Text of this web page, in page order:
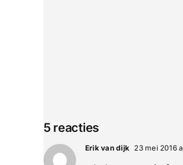
5 reacties
Erik van dijk 23 mei 2016